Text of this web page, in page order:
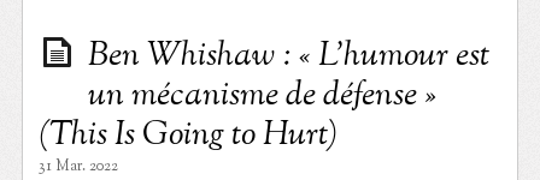
Ben Whishaw : « L’humour est
un mécanisme de défense »
(This Is Going to Hurt)
31 Mar. 2022